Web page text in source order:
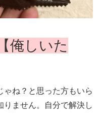
【俺しいた
ゃね？と思った方もいら
りません。自分で解決し